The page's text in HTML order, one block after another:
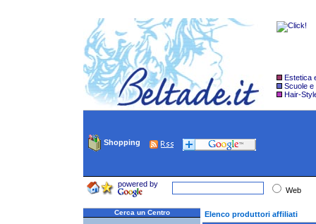
Estetica
Scuole e
Hair-
Shopping
powered by
Web
Cerca un Centro
Elenco produttori affiliati